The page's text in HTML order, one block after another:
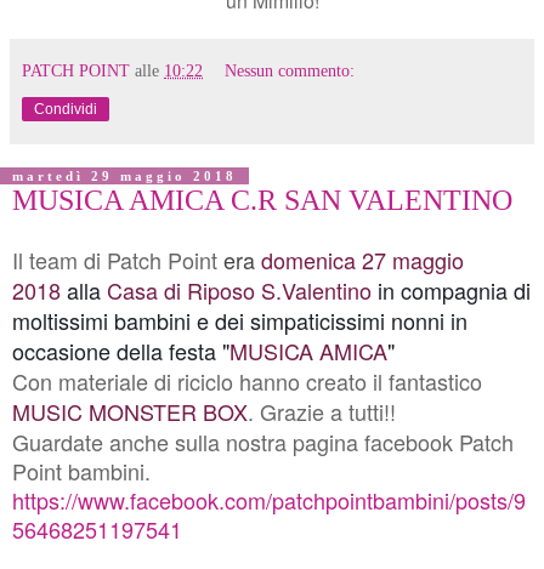
PATCH POINT alle 10:22 Nessun commento:
Condividi
martedì 29 maggio 2018
MUSICA AMICA C.R SAN VALENTINO
Il team di Patch Pointeradomenica27 maggio
2018alla Casa di Riposo S.Valentino in compagnia di
moltissimi bambini e dei simpaticissimi nonni in
occasione della festa "MUSICA AMICA"
Con materiale di riciclo hanno creato il fantastico
MUSIC MONSTER BOX. Grazie a tutti!!
Guardate anche sulla nostra pagina facebook Patch
Point bambini.
https://www.facebook.com/patchpointbambini/posts/9
56468251197541